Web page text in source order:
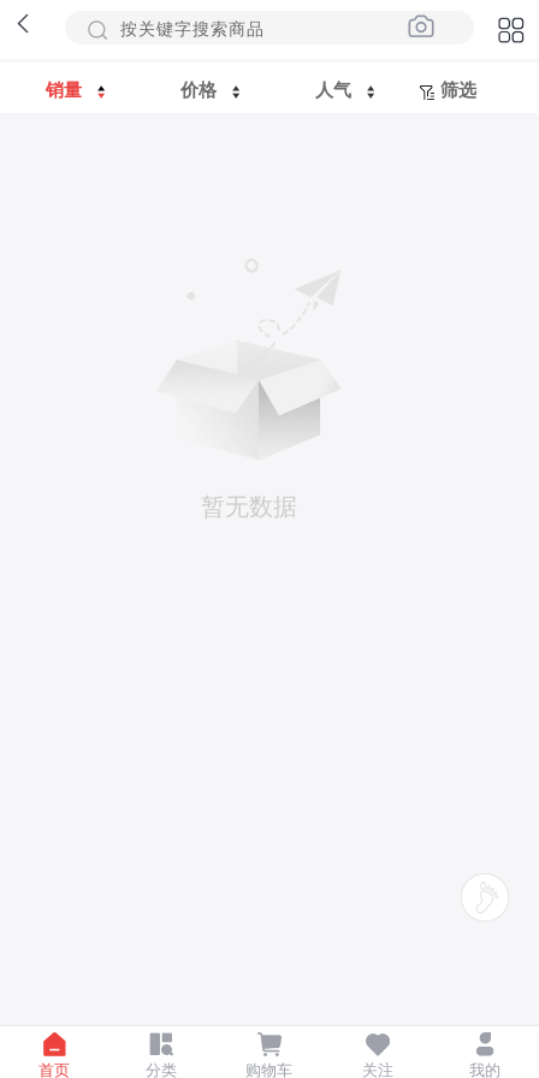
销量 价格 人气 筛选
暂无数据
首页 分类 购物车 关注 我的